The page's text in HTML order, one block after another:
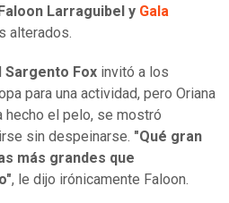
Larraguibel y Gala
alterados.
Sargento Fox invitó a los
para una actividad, pero Oriana
hecho el pelo, se mostró
sin despeinarse. "Qué gran
más grandes que
, le dijo irónicamente Faloon.